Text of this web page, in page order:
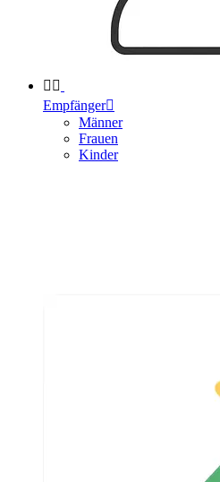
 
Empfänger
Männer
Frauen
Kinder